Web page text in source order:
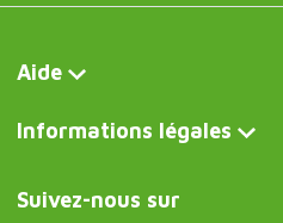
Aide
Informations légales
Suivez-nous sur